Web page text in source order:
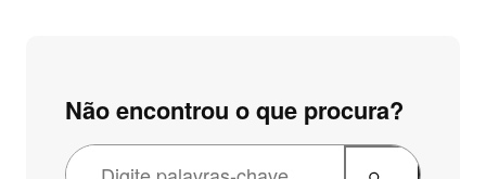
Não encontrou o que procura?